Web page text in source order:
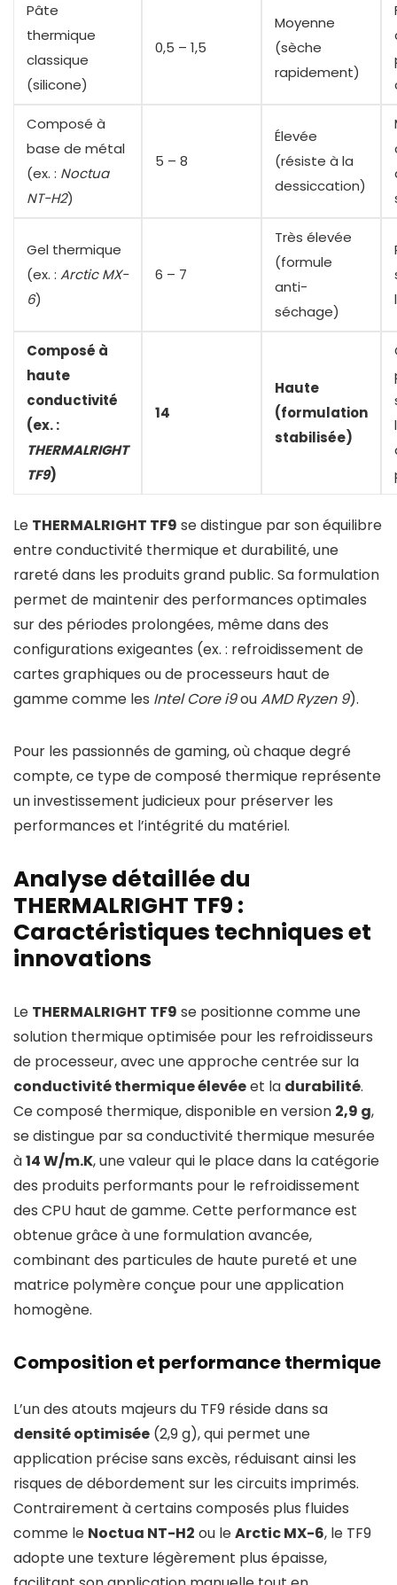
Pâte
thermique
classique
(silicone)
0,5 – 1,5
Moyenne
(sèche
rapidement)
Composé à
base de métal
(ex. : Noctua
NT-H2)
5 – 8
Élevée
(résiste à la
dessiccation)
Gel thermique
(ex. : Arctic MX-
6)
6 – 7
Très élevée
(formule
anti-
séchage)
Composé à
haute
conductivité
(ex. :
THERMALRIGHT
TF9)
14
Haute
(formulation
stabilisée)
Le THERMALRIGHT TF9 se distingue par son équilibre
entre conductivité thermique et durabilité, une
rareté dans les produits grand public. Sa formulation
permet de maintenir des performances optimales
sur des périodes prolongées, même dans des
configurations exigeantes (ex. : refroidissement de
cartes graphiques ou de processeurs haut de
gamme comme les Intel Core i9ouAMD Ryzen 9).
Pour les passionnés de gaming, où chaque degré
compte, ce type de composé thermique représente
un investissement judicieux pour préserver les
performances et l’intégrité du matériel.
Analyse détaillée du
THERMALRIGHT TF9 :
Caractéristiques techniques et
innovations
Le THERMALRIGHT TF9 se positionne comme une
solution thermique optimisée pour les refroidisseurs
de processeur, avec une approche centrée sur la
conductivité thermique élevéeet la durabilité.
Ce composé thermique, disponible en version 2,9 g,
se distingue par sa conductivité thermique mesurée
à14 W/m.K, une valeur qui le place dans la catégorie
des produits performants pour le refroidissement
des CPU haut de gamme. Cette performance est
obtenue grâce à une formulation avancée,
combinant des particules de haute pureté et une
matrice polymère conçue pour une application
homogène.
Composition et performance thermique
L’un des atouts majeurs du TF9 réside dans sa
densité optimisée (2,9 g), qui permet une
application précise sans excès, réduisant ainsi les
risques de débordement sur les circuits imprimés.
Contrairement à certains composés plus fluides
comme le Noctua NT-H2 ou leArctic MX-6, le TF9
adopte une texture légèrement plus épaisse,